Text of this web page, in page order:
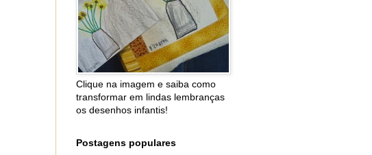
Clique na imagem e saiba como
transformar em lindas lembranças
os desenhos infantis!
Postagens populares